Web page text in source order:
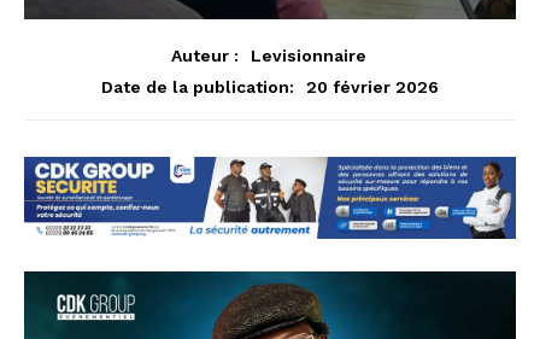
Auteur :
Levisionnaire
Date de la publication:
20 février 2026